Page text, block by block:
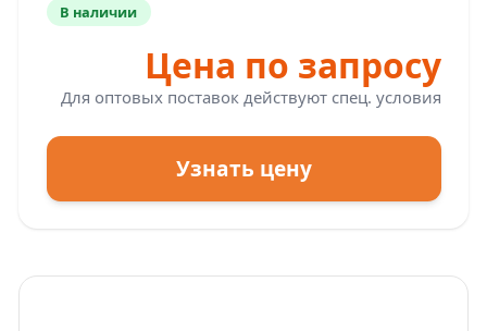
В наличии
Цена по запросу
Для оптовых поставок действуют спец. условия
Узнать цену